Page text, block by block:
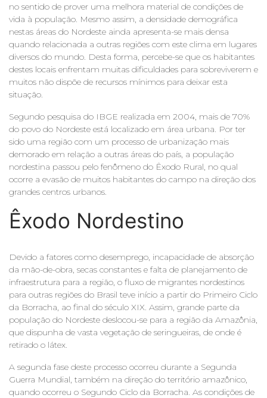
no sentido de prover uma melhora material de condições de
vida à população. Mesmo assim, a densidade demográfica
nestas áreas do Nordeste ainda apresenta-se mais densa
quando relacionada a outras regiões com este clima em lugares
diversos do mundo. Desta forma, percebe-se que os habitantes
destes locais enfrentam muitas dificuldades para sobreviverem e
muitos não dispõe de recursos mínimos para deixar esta
situação.
Segundo pesquisa do IBGE realizada em 2004, mais de 70%
do povo do Nordeste está localizado em área urbana. Por ter
sido uma região com um processo de urbanização mais
demorado em relação a outras áreas do país, a população
nordestina passou pelo fenômeno do Êxodo Rural, no qual
ocorre a evasão de muitos habitantes do campo na direção dos
grandes centros urbanos.
Êxodo Nordestino
Devido a fatores como desemprego, incapacidade de absorção
da mão-de-obra, secas constantes e falta de planejamento de
infraestrutura para a região, o fluxo de migrantes nordestinos
para outras regiões do Brasil teve início a partir do Primeiro Ciclo
da Borracha, ao final do século XIX. Assim, grande parte da
população do Nordeste deslocou-se para a região da Amazônia,
que dispunha de vasta vegetação de seringueiras, de onde é
retirado o látex.
A segunda fase deste processo ocorreu durante a Segunda
Guerra Mundial, também na direção do território amazônico,
quando ocorreu o Segundo Ciclo da Borracha. As condições de